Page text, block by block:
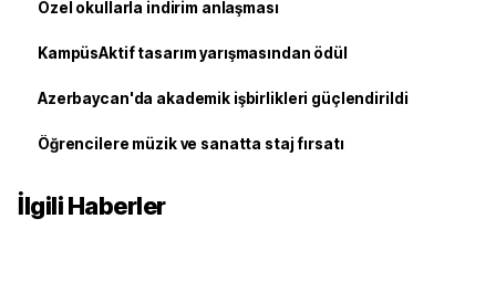
Özel okullarla indirim anlaşması
KampüsAktif tasarım yarışmasından ödül
Azerbaycan'da akademik işbirlikleri güçlendirildi
Öğrencilere müzik ve sanatta staj fırsatı
İlgili Haberler